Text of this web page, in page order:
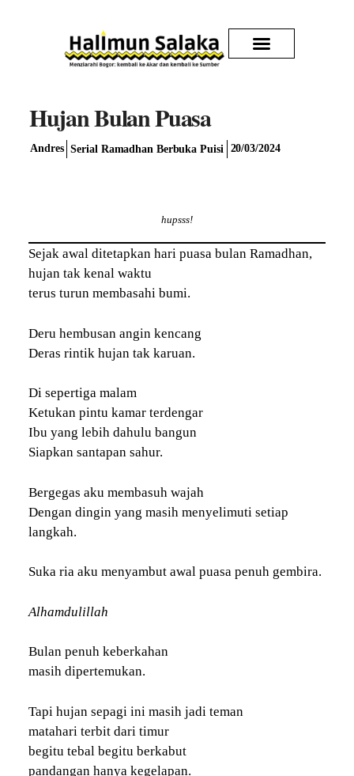
Hujan Bulan Puasa
Andres Serial Ramadhan Berbuka Puisi 20/03/2024
hupsss!
Sejak awal ditetapkan hari puasa bulan Ramadhan,
hujan tak kenal waktu
terus turun membasahi bumi.
Deru hembusan angin kencang
Deras rintik hujan tak karuan.
Di sepertiga malam
Ketukan pintu kamar terdengar
Ibu yang lebih dahulu bangun
Siapkan santapan sahur.
Bergegas aku membasuh wajah
Dengan dingin yang masih menyelimuti setiap
langkah.
Suka ria aku menyambut awal puasa penuh gembira.
Alhamdulillah
Bulan penuh keberkahan
masih dipertemukan.
Tapi hujan sepagi ini masih jadi teman
matahari terbit dari timur
begitu tebal begitu berkabut
pandangan hanya kegelapan.